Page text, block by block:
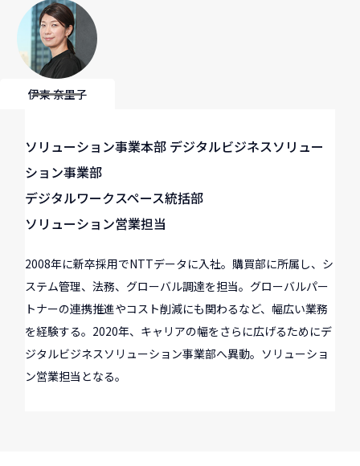
伊東 奈里子
ソリューション事業本部 デジタルビジネスソリュー
ション事業部
デジタルワークスペース統括部
ソリューション営業担当
2008年に新卒採用でNTTデータに入社。購買部に所属し、シ
ステム管理、法務、グローバル調達を担当。グローバルパー
トナーの連携推進やコスト削減にも関わるなど、幅広い業務
を経験する。2020年、キャリアの幅をさらに広げるためにデ
ジタルビジネスソリューション事業部へ異動。ソリューショ
ン営業担当となる。